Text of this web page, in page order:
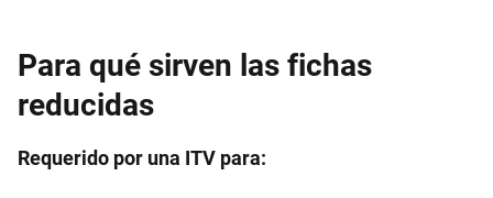
Para qué sirven las fichas
reducidas
Requerido por una ITV para: